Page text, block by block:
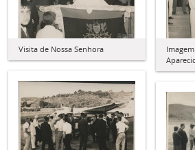
Visita de Nossa Senhora